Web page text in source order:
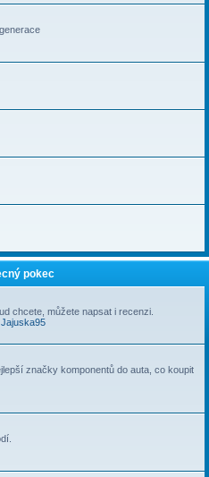
pokec
chcete, můžete napsat i recenzi.
Jajuska95
značky komponentů do auta, co koupit